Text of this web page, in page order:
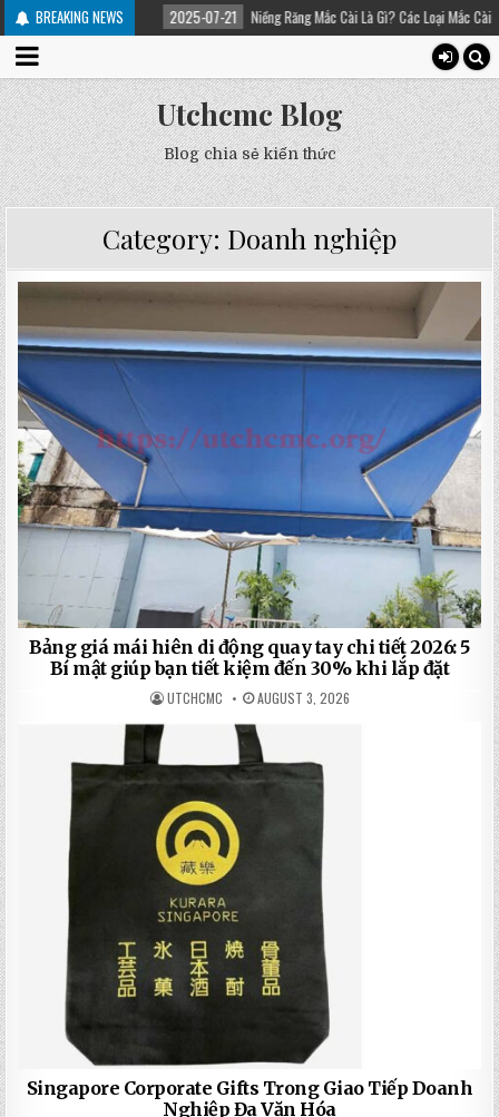
BREAKING NEWS
trị 2025-07-21 Niềng Răng Mắc Cài Là Gì? Các Loại Mắc Cài Trong Niềng
Utchcmc Blog
Blog chia sẻ kiến thức
Category: Doanh nghiệp
Bảng giá mái hiên di động quay tay chi tiết 2026: 5
Bí mật giúp bạn tiết kiệm đến 30% khi lắp đặt
UTCHCMC AUGUST 3, 2026
Singapore Corporate Gifts Trong Giao Tiếp Doanh
Nghiệp Đa Văn Hóa